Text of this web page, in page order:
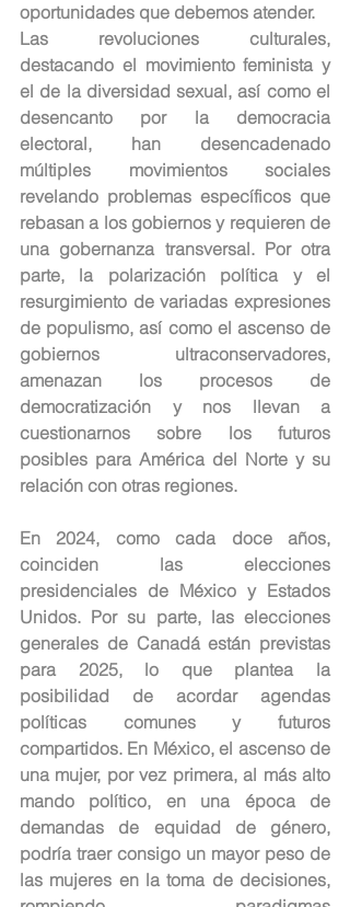
oportunidades que debemos atender.
Las revoluciones culturales,
destacando el movimiento feminista y
el de la diversidad sexual, así como el
desencanto por la democracia
electoral, han desencadenado
múltiples movimientos sociales
revelando problemas específicos que
rebasan a los gobiernos y requieren de
una gobernanza transversal. Por otra
parte, la polarización política y el
resurgimiento de variadas expresiones
de populismo, así como el ascenso de
gobiernos ultraconservadores,
amenazan los procesos de
democratización y nos llevan a
cuestionarnos sobre los futuros
posibles para América del Norte y su
relación con otras regiones.
En 2024, como cada doce años,
coinciden las elecciones
presidenciales de México y Estados
Unidos. Por su parte, las elecciones
generales de Canadá están previstas
para 2025, lo que plantea la
posibilidad de acordar agendas
políticas comunes y futuros
compartidos. En México, el ascenso de
una mujer, por vez primera, al más alto
mando político, en una época de
demandas de equidad de género,
podría traer consigo un mayor peso de
las mujeres en la toma de decisiones,